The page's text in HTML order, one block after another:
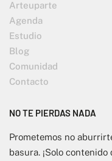
Arteuparte
Agenda
Estudio
Blog
Comunidad
Contacto
NO TE PIERDAS NADA
Prometemos no
basura. ¡Solo contenido